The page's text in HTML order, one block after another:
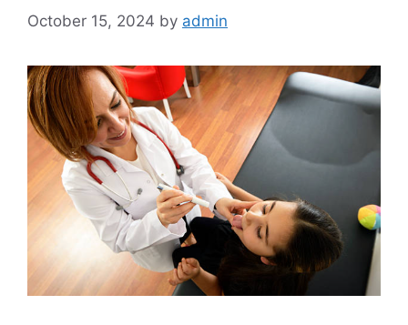
October 15, 2024 by admin